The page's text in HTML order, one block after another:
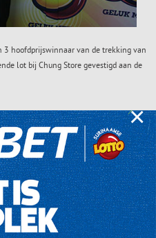
3 hoofdprijswinnaar van de trekking van
lot bij Chung Store gevestigd aan de
×